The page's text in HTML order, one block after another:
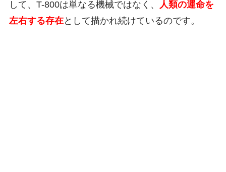
して、T-800は単なる機械ではなく、
人類の運命を
左右する存在として描かれ続けているのです。